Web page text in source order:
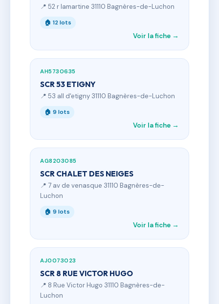
📍 52 r lamartine 31110 Bagnères-de-Luchon
🏠 12 lots
Voir la fiche →
AH5730635
SCR 53 ETIGNY
📍 53 all d'etigny 31110 Bagnères-de-Luchon
🏠 9 lots
Voir la fiche →
AG8203085
SCR CHALET DES NEIGES
📍 7 av de venasque 31110 Bagnères-de-
Luchon
🏠 9 lots
Voir la fiche →
AJ0073023
SCR 8 RUE VICTOR HUGO
📍 8 Rue Victor Hugo 31110 Bagnères-de-
Luchon